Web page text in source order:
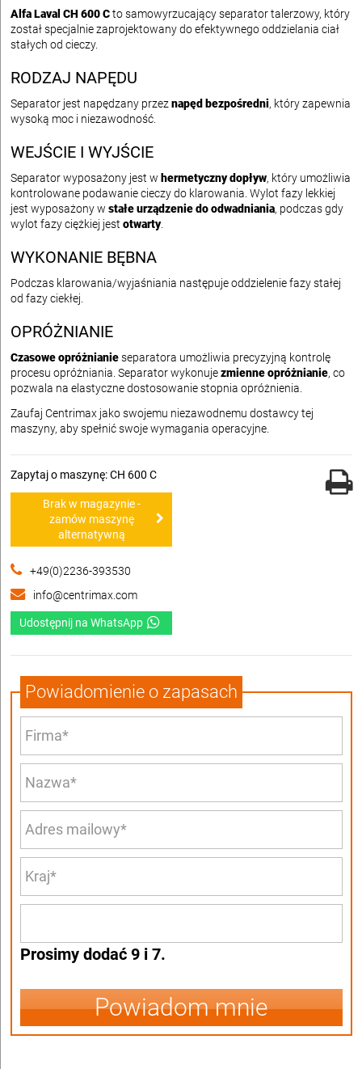
Alfa Laval CH 600 Cto samowyrzucający separator talerzowy, który
został specjalnie zaprojektowany do efektywnego oddzielania ciał
stałych od cieczy.
RODZAJ NAPĘDU
Separator jest napędzany przeznapęd bezpośredni, który zapewnia
wysoką moc i niezawodność.
WEJŚCIE I WYJŚCIE
Separator wyposażony jest w hermetyczny dopływ, który umożliwia
kontrolowane podawanie cieczy do klarowania. Wylot fazy lekkiej
jest wyposażony w stałe urządzenie do odwadniania, podczas gdy
wylot fazy ciężkiej jest otwarty.
WYKONANIE BĘBNA
Podczas klarowania/wyjaśniania następuje oddzielenie fazy stałej
od fazy ciekłej.
OPRÓŻNIANIE
Czasowe opróżnianieseparatora umożliwia precyzyjną kontrolę
procesu opróżniania. Separator wykonujezmienne opróżnianie, co
pozwala na elastyczne dostosowanie stopnia opróżnienia.
Zaufaj Centrimax jako swojemu niezawodnemu dostawcy tej
maszyny, aby spełnić swoje wymagania operacyjne.
Zapytaj o maszynę: CH 600 C
Brak w magazynie -
zamów maszynę
alternatywną
+49(0)2236-393530
info@centrimax.com
Udostępnij na WhatsApp
Powiadomienie o zapasach
Prosimy dodać 9 i 7.
Powiadom mnie